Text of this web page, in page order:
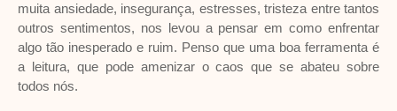
muita ansiedade, insegurança, estresses, tristeza entre tantos
outros sentimentos, nos levou a pensar em como enfrentar
algo tão inesperado e ruim. Penso que uma boa ferramenta é
a leitura, que pode amenizar o caos que se abateu sobre
todos nós.